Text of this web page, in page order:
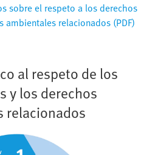
sobre el respeto a los derechos
ambientales relacionados (PDF)
al respeto de los
y los derechos
relacionados